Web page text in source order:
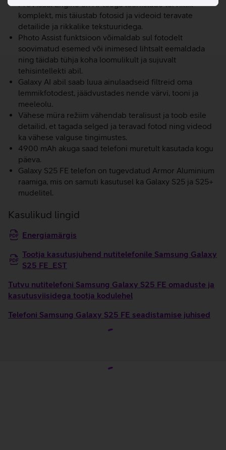
ProVisual Engine on AI-toega tööriistade terviklik
komplekt, mis täiustab fotosid ja videoid teravate
detailide ja rikkalike tekstuuridega.
Photo Assist funktsioon võimaldab sul fotodelt
soovimatud esemed või inimesed lihtsalt eemaldada
ning täidab tühja koha loomulikult ja sujuvalt
tehisintellekti abil.
Galaxy AI abil saab luua ainulaadseid filtreid oma
lemmikfotodest, jäädvustades nende värvi, tooni ja
meeleolu.
Vähese müra režiim vähendab teralisust ja toob esile
detailid, et tagada selged ja teravad fotod ning videod
ka vähese valguse tingimustes.
4900 mAh akuga saad telefoni muretult kasutada kogu
päeva.
Galaxy S25 FE telefon on tugevdatud Armor Aluminium
raamiga, mis on samuti kasutusel ka Galaxy S25 ja S25+
mudelitel.
Kasulikud lingid
Energiamärgis
Tootja kasutusjuhend nutitelefonile Samsung Galaxy
S25 FE_EST
Tutvu nutitelefoni Samsung Galaxy S25 FE omaduste ja
kasutusviisidega tootja kodulehel
Telefoni Samsung Galaxy S25 FE seadistamise juhised